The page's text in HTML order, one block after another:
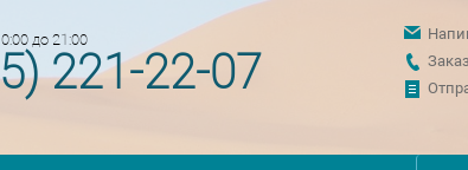
до 21:00
221-22-07